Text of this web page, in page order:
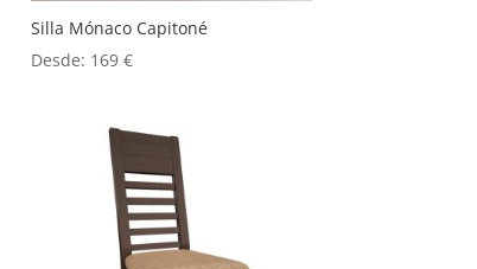
Silla Mónaco Capitoné
Desde: 169€